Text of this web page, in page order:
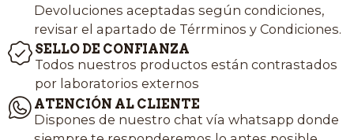
Devoluciones aceptadas según condiciones,
revisar el apartado de Térrminos y Condiciones.
SELLO DE CONFIANZA
Todos nuestros productos están contrastados
por laboratorios externos
ATENCIÓN AL CLIENTE
Dispones de nuestro chat vía whatsapp donde